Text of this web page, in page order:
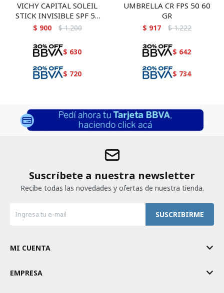
VICHY CAPITAL SOLEIL
STICK INVISIBLE SPF 50
9 GR
$ 900 $ 1.200
$ 630
$ 720
UMBRELLA CR FPS 50 60
GR
$ 917 $ 1.222
$ 642
$ 734
Suscríbete a nuestra newsletter
Recibe todas las novedades y ofertas de nuestra tienda.
SUSCRIBIRME
MI CUENTA
EMPRESA